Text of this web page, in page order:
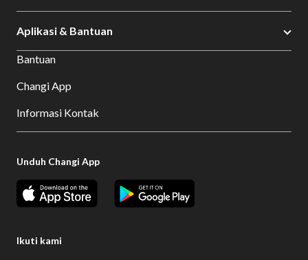
Aplikasi & Bantuan
Bantuan
Changi App
Informasi Kontak
Unduh Changi App
Ikuti kami